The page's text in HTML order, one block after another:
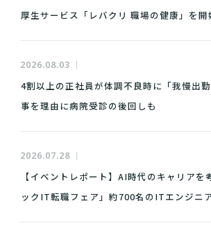
厚生サービス「レバクリ 職場の健康」を開
2026.08.03
4割以上の正社員が体調不良時に「我慢出
事を理由に病院受診の後回しも
2026.07.28
【イベントレポート】AI時代のキャリアを
ックIT転職フェア」約700名のITエンジニ